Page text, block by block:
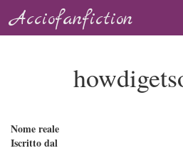
Acciofanfiction
Nome reale
Iscritto dal